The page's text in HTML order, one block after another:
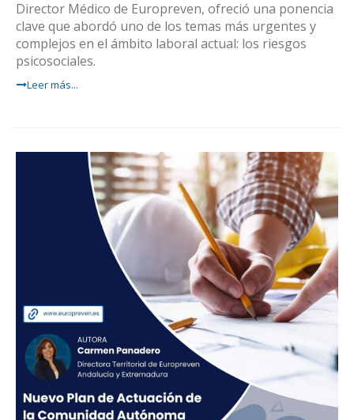
Director Médico de Europreven, ofreció una ponencia
clave que abordó uno de los temas más urgentes y
complejos en el ámbito laboral actual: los riesgos
psicosociales.
Leer más...